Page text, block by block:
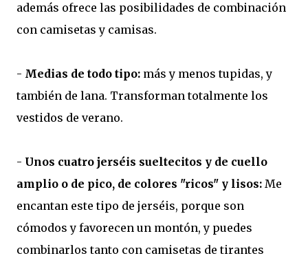
además ofrece las posibilidades de combinación
con camisetas y camisas.
- Medias de todo tipo: más y menos tupidas, y
también de lana. Transforman totalmente los
vestidos de verano.
- Unos cuatro jerséis sueltecitos y de cuello
amplio o de pico, de colores "ricos" y lisos: Me
encantan este tipo de jerséis, porque son
cómodos y favorecen un montón, y puedes
combinarlos tanto con camisetas de tirantes